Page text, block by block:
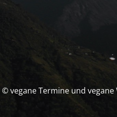
© vegane Termine und